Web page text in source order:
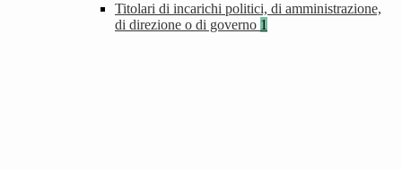
Titolari di incarichi politici, di amministrazione,
di direzione o di governo 1